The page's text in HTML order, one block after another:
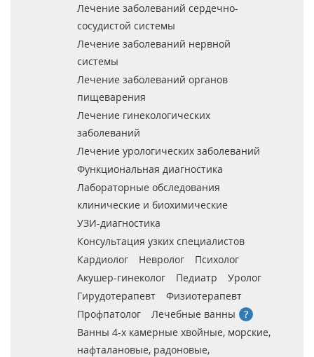
Лечение заболеваний сердечно-
сосудистой системы
Лечение заболеваний нервной
системы
Лечение заболеваний органов
пищеварения
Лечение гинекологических
заболеваний
Лечение урологических заболеваний
Функциональная диагностика
Лабораторные обследования
клинические и биохимические
УЗИ-диагностика
Консультация узких специалистов
Кардиолог
Невролог
Психолог
Акушер-гинеколог
Педиатр
Уролог
Гирудотерапевт
Физиотерапевт
Профпатолог
Лечебные ванны
Ванны 4-х камерные хвойные, морские,
нафталановые, радоновые,